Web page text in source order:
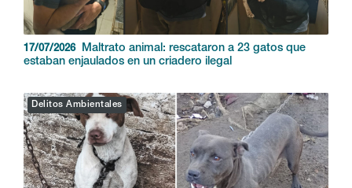
17/07/2026
Maltrato animal: rescataron a 23 gatos que
estaban enjaulados en un criadero ilegal
Delitos Ambientales